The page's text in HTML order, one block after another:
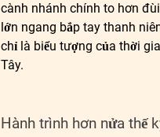
cành nhánh chính to hơn
lớn ngang bắp tay thanh
chỉ là biểu tượng của thời
Tây.
Hành trình hơn nửa thế